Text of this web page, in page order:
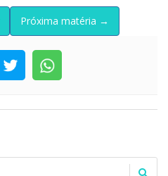
Próxima matéria →